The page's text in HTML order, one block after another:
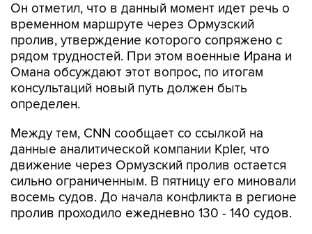
Он отметил, что в данный момент идет речь о
временном маршруте через Ормузский
пролив, утверждение которого сопряжено с
рядом трудностей. При этом военные Ирана и
Омана обсуждают этот вопрос, по итогам
консультаций новый путь должен быть
определен.
Между тем, CNN сообщает со ссылкой на
данные аналитической компании Kpler, что
движение через Ормузский пролив остается
сильно ограниченным. В пятницу его миновали
восемь судов. До начала конфликта в регионе
пролив проходило ежедневно 130 - 140 судов.